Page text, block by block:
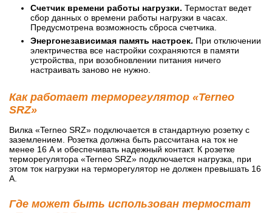
Счетчик времени работы нагрузки. Термостат ведет
сбор данных о времени работы нагрузки в часах.
Предусмотрена возможность сброса счетчика.
Энергонезависимая память настроек. При отключении
электричества все настройки сохраняются в памяти
устройства, при возобновлении питания ничего
настраивать заново не нужно.
Как работает терморегулятор «Terneo
SRZ»
Вилка «Terneo SRZ» подключается в стандартную розетку с
заземлением. Розетка должна быть рассчитана на ток не
менее 16 А и обеспечивать надежный контакт. К розетке
терморегулятора «Terneo SRZ» подключается нагрузка, при
этом ток нагрузки на терморегулятор не должен превышать 16
А.
Где может быть использован термостат